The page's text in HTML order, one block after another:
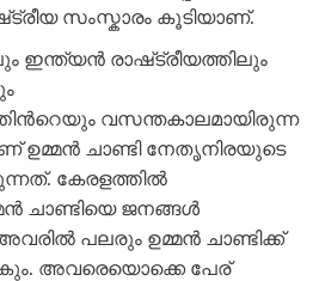
സംസ്കാരം കൂടിയാണ്.
ഇന്ത്യൻ രാഷ്‌ട്രീയത്തിലും
വസന്തകാലമായിരുന്ന
ഉമ്മൻ ചാണ്ടി നേതൃനിരയുടെ
കേരളത്തിൽ
ചാണ്ടിയെ ജനങ്ങള്‍
പലരും ഉമ്മന്‍ ചാണ്ടിക്ക്
അവരെയൊക്കെ പേര്